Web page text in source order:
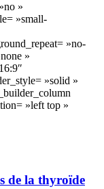
»
»small-
»no-
»
»solid »
»left top »
de la thyroïde